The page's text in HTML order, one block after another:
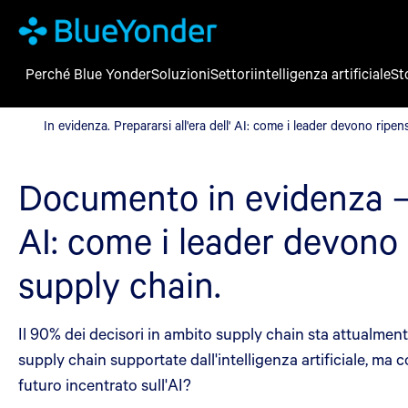
In evidenza. Prepararsi all'era dell' AI: come i leader devono
Perché Blue YonderSoluzioniSettoriintelligenza artificiale
In evidenza. Prepararsi all'era dell' AI: come i leader devono
Documento in evidenza
AI: come i leader
supply chain.
Il 90% dei decisori in ambito supply chain sta
supply chain supportate dall'intelligenza artificiale, ma
futuro incentrato sull'AI?